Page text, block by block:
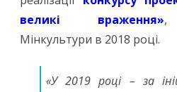
гасло
конкурсу
великі враження»,
Мінкультури в 2018 році.
«У 2019 році – за